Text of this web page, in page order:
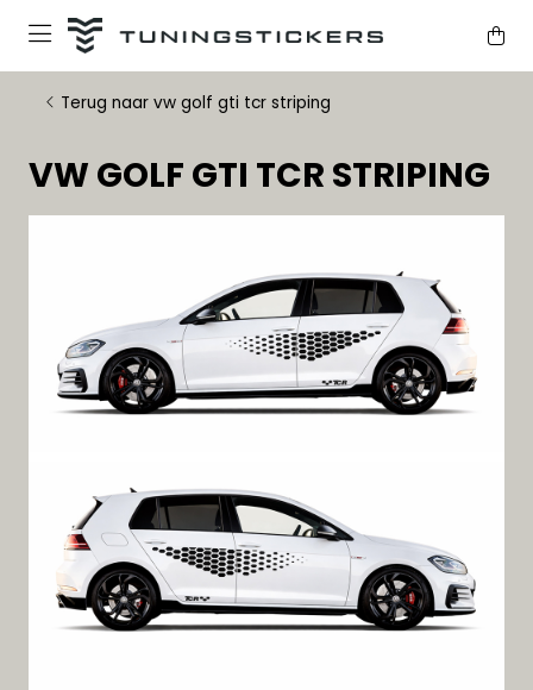
Terug naar vw golf gti tcr striping
VW GOLF GTI TCR STRIPING